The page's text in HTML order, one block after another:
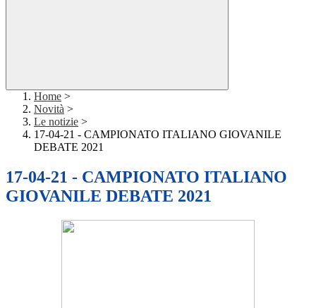
Home >
Novità >
Le notizie >
17-04-21 - CAMPIONATO ITALIANO GIOVANILE
DEBATE 2021
17-04-21 - CAMPIONATO ITALIANO
GIOVANILE DEBATE 2021